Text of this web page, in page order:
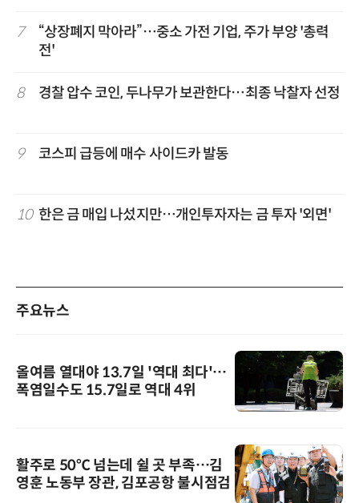
7
“상장폐지 막아라”…중소 가전 기업, 주가 부양 '총력
전'
8 경찰 압수 코인, 두나무가 보관한다…최종 낙찰자 선정
9 코스피 급등에 매수 사이드카 발동
10 한은 금 매입 나섰지만…개인투자자는 금 투자 '외면'
주요뉴스
올여름 열대야 13.7일 '역대 최다'…
폭염일수도 15.7일로 역대 4위
활주로 50℃ 넘는데 쉴 곳 부족…김
영훈 노동부 장관, 김포공항 불시점검